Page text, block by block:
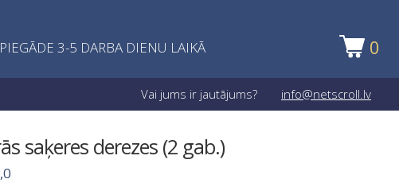
PIEGĀDE 3-5 DARBA DIENU LAIKĀ 0
Vai jums ir jautājums? info@netscroll.lv
saķeres derezes (2 gab.)